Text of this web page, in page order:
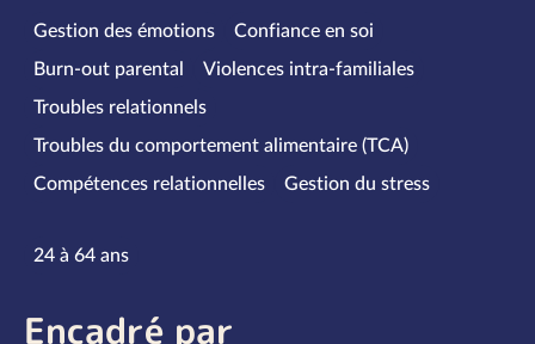
Spécialités
Gestion des émotions
Confiance en soi
Burn-out parental
Violences intra-familiales
Troubles relationnels
Troubles du comportement alimentaire (TCA)
Compétences relationnelles
Gestion du stress
Tranches d’âge
24 à 64 ans
Encadré par